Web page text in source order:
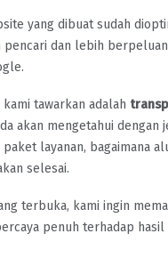
yang dibuat sudah
pencari dan lebih
tawarkan adalah
akan mengetahui dengan
layanan, bagaimana
selesai.
terbuka, kami ingin
penuh terhadap